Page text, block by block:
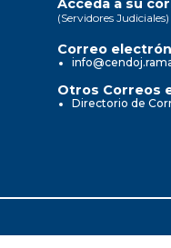
Acceda a su
(Servidores Judiciales)
Correo
Otros Correos
Directorio de